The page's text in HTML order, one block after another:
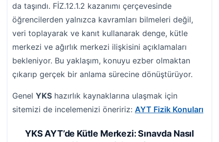
da taşındı. FİZ.12.1.2 kazanımı çerçevesinde
öğrencilerden yalnızca kavramları bilmeleri değil,
veri toplayarak ve kanıt kullanarak denge, kütle
merkezi ve ağırlık merkezi ilişkisini açıklamaları
bekleniyor. Bu yaklaşım, konuyu ezber olmaktan
çıkarıp gerçek bir anlama sürecine dönüştürüyor.
Genel YKS hazırlık kaynaklarına ulaşmak için
sitemizi de incelemenizi öneririz: AYT Fizik Konuları
YKS AYT’de Kütle Merkezi: Sınavda Nasıl